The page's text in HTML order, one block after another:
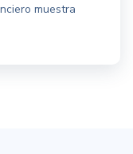
muestra